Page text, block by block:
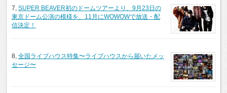
7, SUPER BEAVER初のドームツアーより、9月23日の
東京ドーム公演の模様を、11月にWOWOWで放送・配
信決定！
8, 全国ライブハウス特集〜ライブハウスから届いたメッ
セージ〜